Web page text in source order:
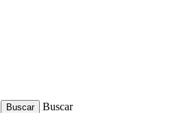
Buscar